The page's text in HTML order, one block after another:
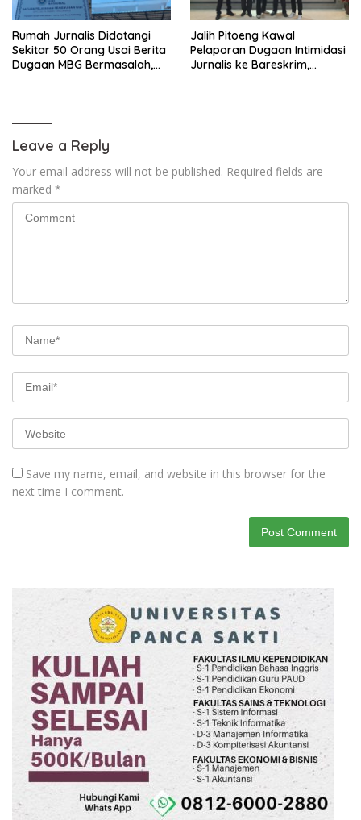
Rumah Jurnalis Didatangi
Sekitar 50 Orang Usai Berita
Dugaan MBG Bermasalah,
Jalih Pitoeng Kawal
Pelaporan Dugaan Intimidasi
Jurnalis ke Bareskrim,
Leave a Reply
Your email address will not be published. Required fields are
marked *
Save my name, email, and website in this browser for the
next time I comment.